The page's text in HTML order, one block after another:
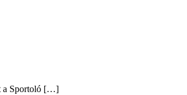
a Sportoló […]